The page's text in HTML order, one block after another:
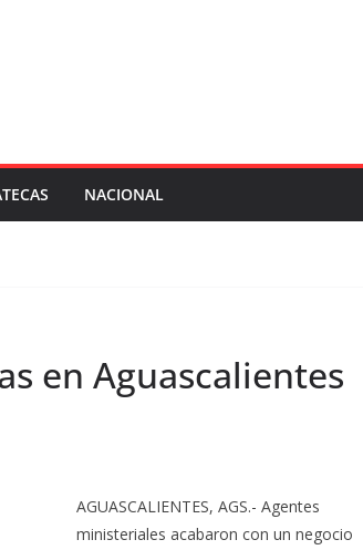
NACIONAL
en Aguascalientes
AGUASCALIENTES, AGS.- Agentes
ministeriales acabaron con un negocio